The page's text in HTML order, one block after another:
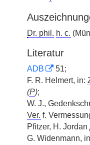
Dr. phil. h. c.
Literatur
ADB
51;
F. R. Helmert, in:
(P);
W. J.,
Ver. f.
Pfitzer, H. Jordan
G. Widenmann,